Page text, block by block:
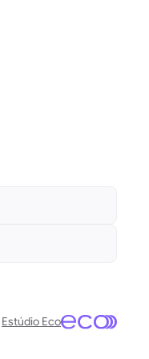
Estúdio Eco